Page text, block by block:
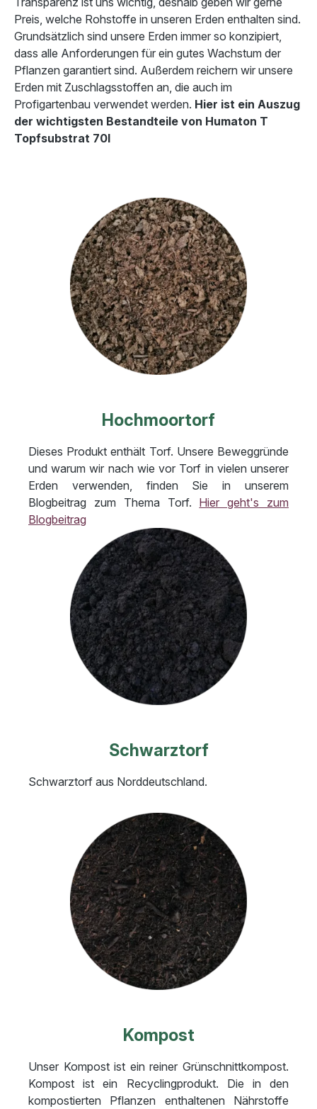
Preis, welche Rohstoffe in unseren Erden enthalten sind.
Grundsätzlich sind unsere Erden immer so konzipiert,
dass alle Anforderungen für ein gutes Wachstum der
Pflanzen garantiert sind. Außerdem reichern wir unsere
Erden mit Zuschlagsstoffen an, die auch im
Profigartenbau verwendet werden. Hier ist ein Auszug
der wichtigsten Bestandteile von Humaton T
Topfsubstrat 70l
Hochmoortorf
Dieses Produkt enthält Torf. Unsere Beweggründe
und warum wir nach wie vor Torf in vielen unserer
Erden verwenden, finden Sie in unserem
Blogbeitrag zum Thema Torf. Hier geht's zum
Blogbeitrag
Schwarztorf
Schwarztorf aus Norddeutschland.
Kompost
Unser Kompost ist ein reiner Grünschnittkompost.
Kompost ist ein Recyclingprodukt. Die in den
kompostierten Pflanzen enthaltenen Nährstoffe